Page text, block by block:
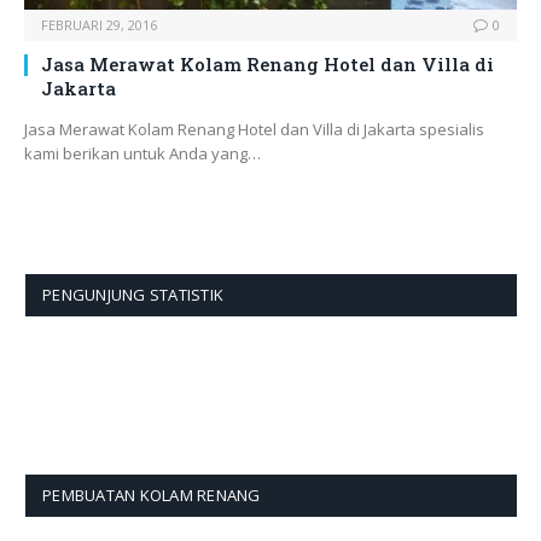
FEBRUARI 29, 2016 0
Jasa Merawat Kolam Renang Hotel dan Villa di
Jakarta
Jasa Merawat Kolam Renang Hotel dan Villa di Jakarta spesialis
kami berikan untuk Anda yang…
PENGUNJUNG STATISTIK
PEMBUATAN KOLAM RENANG